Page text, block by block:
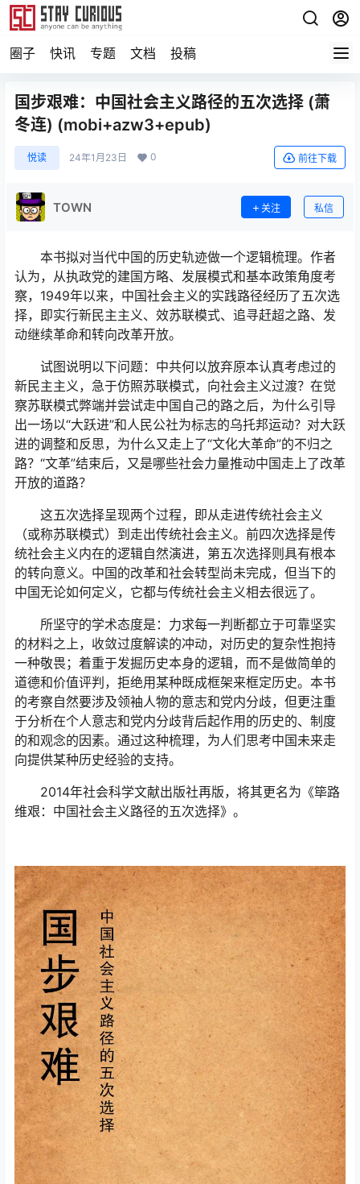
圈子 快讯 专题 文档 投稿
国步艰难：中国社会主义路径的五次选择 (萧
冬连) (mobi+azw3+epub)
悦读 24年1月23日 0 前往下载
TOWN 关注 私信
本书拟对当代中国的历史轨迹做一个逻辑梳理。作者
认为，从执政党的建国方略、发展模式和基本政策角度考
察，1949年以来，中国社会主义的实践路径经历了五次选
择，即实行新民主主义、效苏联模式、追寻赶超之路、发
动继续革命和转向改革开放。
试图说明以下问题：中共何以放弃原本认真考虑过的
新民主主义，急于仿照苏联模式，向社会主义过渡？在觉
察苏联模式弊端并尝试走中国自己的路之后，为什么引导
出一场以“大跃进”和人民公社为标志的乌托邦运动？对大跃
进的调整和反思，为什么又走上了“文化大革命”的不归之
路？“文革”结束后，又是哪些社会力量推动中国走上了改革
开放的道路？
这五次选择呈现两个过程，即从走进传统社会主义
（或称苏联模式）到走出传统社会主义。前四次选择是传
统社会主义内在的逻辑自然演进，第五次选择则具有根本
的转向意义。中国的改革和社会转型尚未完成，但当下的
中国无论如何定义，它都与传统社会主义相去很远了。
所坚守的学术态度是：力求每一判断都立于可靠坚实
的材料之上，收敛过度解读的冲动，对历史的复杂性抱持
一种敬畏；着重于发掘历史本身的逻辑，而不是做简单的
道德和价值评判，拒绝用某种既成框架来框定历史。本书
的考察自然要涉及领袖人物的意志和党内分歧，但更注重
于分析在个人意志和党内分歧背后起作用的历史的、制度
的和观念的因素。通过这种梳理，为人们思考中国未来走
向提供某种历史经验的支持。
2014年社会科学文献出版社再版，将其更名为《筚路
维艰：中国社会主义路径的五次选择》。